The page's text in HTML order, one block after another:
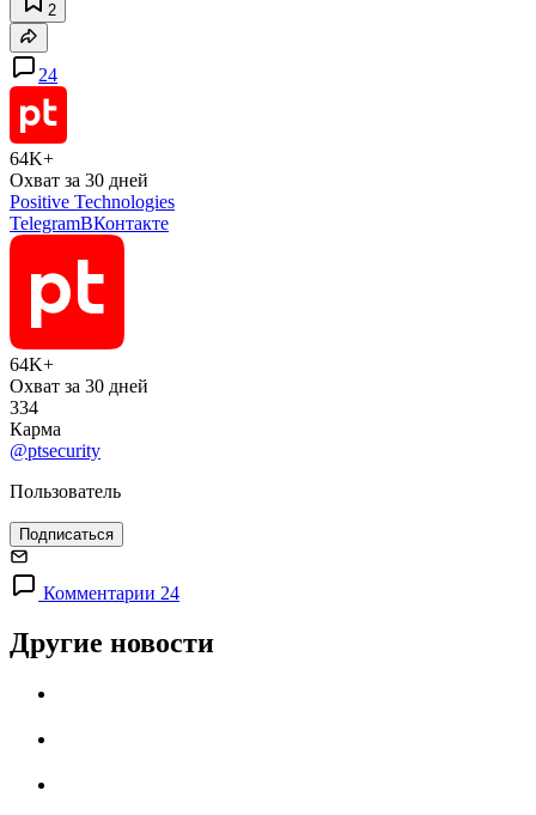
2
24
64K+
Охват за 30 дней
Positive Technologies
TelegramВКонтакте
64K+
Охват за 30 дней
334
Карма
@ptsecurity
Пользователь
Подписаться
Комментарии 24
Другие новости